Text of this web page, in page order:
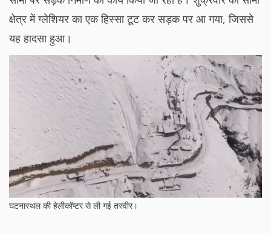
क्षेत्र में ग्लेशियर का एक हिस्सा टूट कर सड़क पर आ गया, जिससे
यह हादसा हुआ।
घटनास्थल की हेलीकॉप्टर से ली गई तस्वीर।